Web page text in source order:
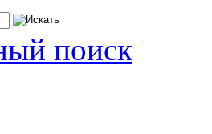
поиск